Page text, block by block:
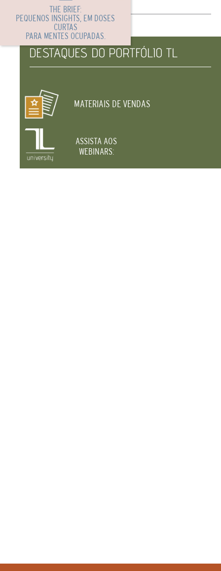
DESTAQUES DO PORTFÓLIO TL
MATERIAIS DE VENDAS
ASSISTA AOS
WEBINARS:
THE BRIEF:
PEQUENOS INSIGHTS, EM DOSES
CURTAS
PARA MENTES OCUPADAS.